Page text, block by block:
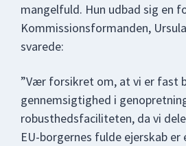
mangelfuld. Hun udbad sig en
Kommissionsformanden,
svarede:
”Vær forsikret om, at vi er fast
gennemsigtighed i
robusthedsfaciliteten, da vi
EU-borgernes fulde ejerskab